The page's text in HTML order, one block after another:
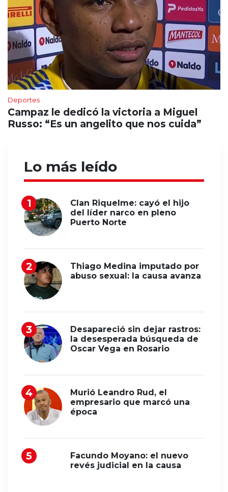
Deportes
Campaz le dedicó la victoria a Miguel
Russo: “Es un angelito que nos cuida”
Lo más leído
Clan Riquelme: cayó el hijo
del líder narco en pleno
Puerto Norte
Thiago Medina imputado por
abuso sexual: la causa avanza
Desapareció sin dejar rastros:
la desesperada búsqueda de
Oscar Vega en Rosario
Murió Leandro Rud, el
empresario que marcó una
época
Facundo Moyano: el nuevo
revés judicial en la causa